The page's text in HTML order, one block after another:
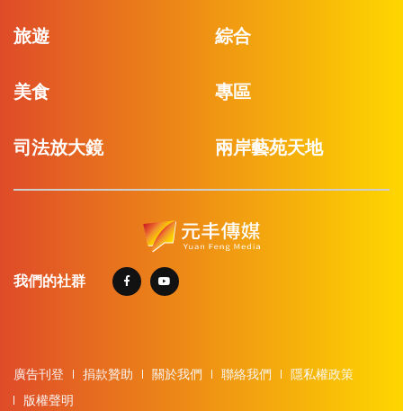
旅遊 綜合
美食 專區
司法放大鏡 兩岸藝苑天地
我們的社群
廣告刊登 捐款贊助 關於我們 聯絡我們
隱私權政策
版權聲明